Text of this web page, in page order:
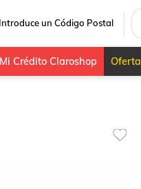
Introduce un Código Postal
Mi Crédito Claroshop